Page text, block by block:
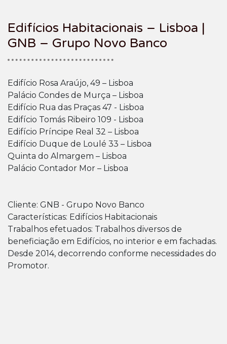
Edifícios Habitacionais – Lisboa |
GNB – Grupo Novo Banco
Edifício Rosa Araújo, 49 – Lisboa
Palácio Condes de Murça – Lisboa
Edifício Rua das Praças 47 - Lisboa
Edifício Tomás Ribeiro 109 - Lisboa
Edifício Príncipe Real 32 – Lisboa
Edifício Duque de Loulé 33 – Lisboa
Quinta do Almargem – Lisboa
Palácio Contador Mor – Lisboa
Cliente: GNB - Grupo Novo Banco
Características: Edifícios Habitacionais
Trabalhos efetuados: Trabalhos diversos de
beneficiação em Edifícios, no interior e em fachadas.
Desde 2014, decorrendo conforme necessidades do
Promotor.